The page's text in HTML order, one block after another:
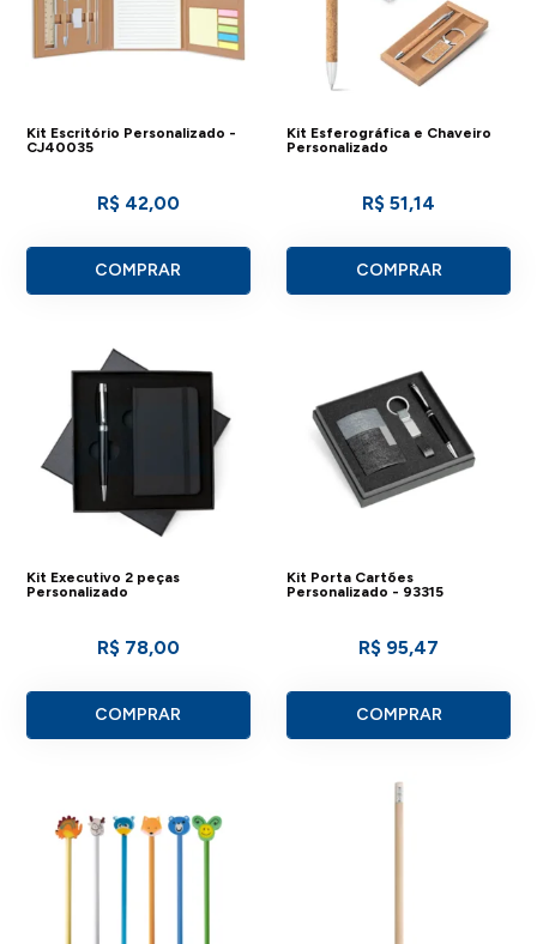
Kit Escritório Personalizado -
CJ40035
R$ 42,00
COMPRAR
Kit Esferográfica e Chaveiro
Personalizado
R$ 51,14
COMPRAR
Kit Executivo 2 peças
Personalizado
R$ 78,00
COMPRAR
Kit Porta Cartões
Personalizado - 93315
R$ 95,47
COMPRAR